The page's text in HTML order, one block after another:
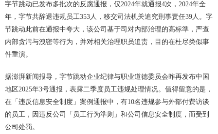
字节跳动已发布多批次的反腐通报，仅2024年就通报4次，2024年全
年，字节共辞退违规员工353人，移交司法机关追究刑事责任39人。字
节跳动此前在通报中夸大，该公司基于司对内部治理的高标準，严查
内部贪污与洩密等行为，并对相关治理职员追责，目的在杜尽类似事
件重演。
据澎湃新闻报导，字节跳动企业纪律与职业道德委员会昨再发布中国
地区2025年3号通报，表露二季度员工违规处理情况。值得留意的是，
在「违反信息安全制度」案例通报中，有10名违规参与外部付费访谈
的员工，因违反公司「员工行为準则」和公司信息安全制度，而受到
公司处罚。